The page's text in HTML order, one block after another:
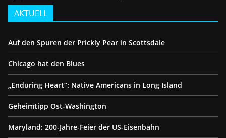
AKTUELL
Auf den Spuren der Prickly Pear in Scottsdale
Chicago hat den Blues
„Enduring Heart“: Native Americans in Long Island
Geheimtipp Ost-Washington
Maryland: 200-Jahre-Feier der US-Eisenbahn